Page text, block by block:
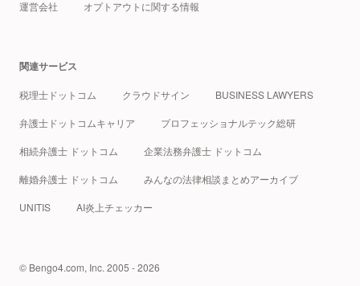
運営会社 オプトアウトに関する情報
関連サービス
税理士ドットコム クラウドサイン BUSINESS LAWYERS
弁護士ドットコムキャリア プロフェッショナルテック総研
相続弁護士 ドットコム 企業法務弁護士 ドットコム
離婚弁護士 ドットコム みんなの法律相談まとめアーカイブ
UNITIS AI炎上チェッカー
© Bengo4.com, Inc. 2005 - 2026